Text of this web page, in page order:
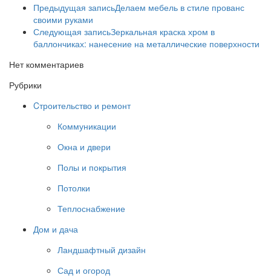
Предыдущая записьДелаем мебель в стиле прованс
своими руками
Следующая записьЗеркальная краска хром в
баллончиках: нанесение на металлические поверхности
Нет комментариев
Рубрики
Cтроительство и ремонт
Коммуникации
Окна и двери
Полы и покрытия
Потолки
Теплоснабжение
Дом и дача
Ландшафтный дизайн
Сад и огород